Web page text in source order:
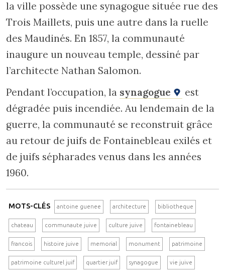
la ville possède une synagogue située rue des
Trois Maillets, puis une autre dans la ruelle
des Maudinés. En 1857, la communauté
inaugure un nouveau temple, dessiné par
l’architecte Nathan Salomon.
Pendant l’occupation, la synagogue
est
dégradée puis incendiée. Au lendemain de la
guerre, la communauté se reconstruit grâce
au retour de juifs de Fontainebleau exilés et
de juifs sépharades venus dans les années
1960.
MOTS-CLÉS antoine guenee architecture bibliotheque
chateau communaute juive culture juive fontainebleau
francois histoire juive memorial monument patrimoine
patrimoine culturel juif quartier juif synagogue vie juive